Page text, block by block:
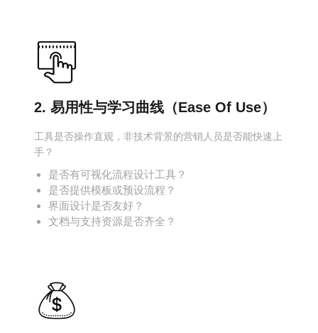
2. 易用性与学习曲线（Ease Of Use）
工具是否操作直观，非技术背景的营销人员是否能快速上
手？
是否有可视化流程设计工具？
是否提供模板或预设流程？
界面设计是否友好？
文档与支持资源是否齐全？